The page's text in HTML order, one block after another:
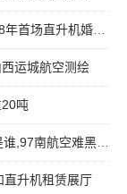
运城航空测绘
吨
直升机租赁展厅